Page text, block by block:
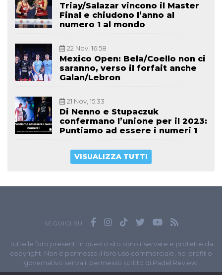
Triay/Salazar vincono il Master
Final e chiudono l’anno al
numero 1 al mondo
22 Nov, 16:58
Mexico Open: Bela/Coello non ci
saranno, verso il forfait anche
Galan/Lebron
21 Nov, 15:33
Di Nenno e Stupaczuk
confermano l’unione per il 2023:
Puntiamo ad essere i numeri 1
VISUALIZZA TUTTI
SEGUICI SU
Tutte le foto presenti in questo sito sono riservate e protette da
copyright. Non è permesso il loro uso commerciale, no-profit o
governativo senza il permesso scritto di Padel Review.